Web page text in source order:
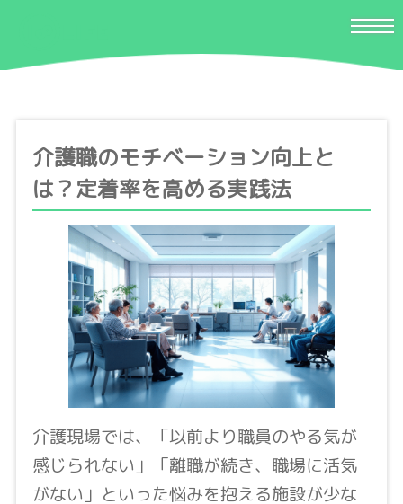
介護職のモチベーション向上と
は？定着率を高める実践法
介護現場では、「以前より職員のやる気が
感じられない」「離職が続き、職場に活気
がない」といった悩みを抱える施設が少な